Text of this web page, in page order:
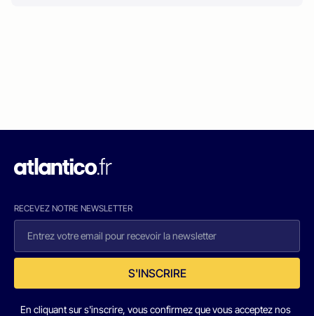
RECEVEZ NOTRE NEWSLETTER
S'INSCRIRE
En cliquant sur s'inscrire, vous confirmez que vous acceptez nos